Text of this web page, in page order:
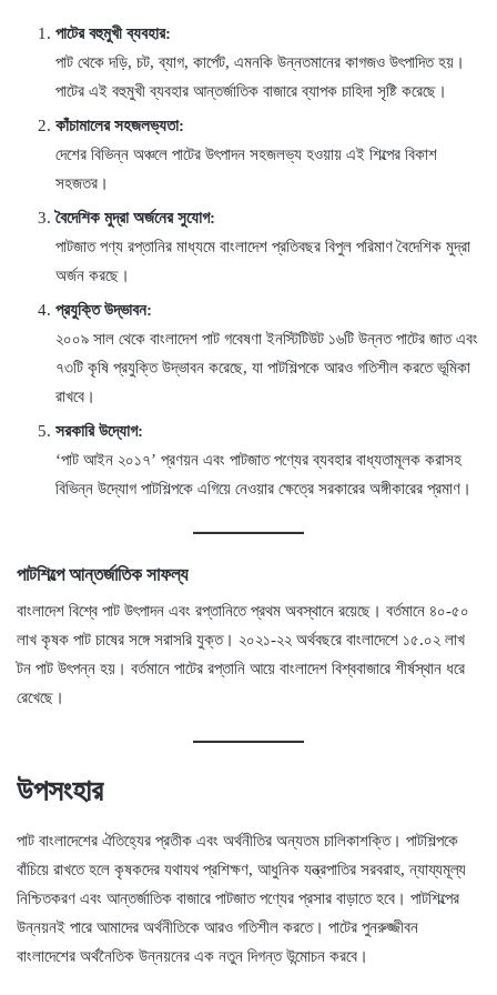
পাটের বহুমুখী ব্যবহার:
পাট থেকে দড়ি, চট, ব্যাগ, কার্পেট, এমনকি উন্নতমানের কাগজও উৎপাদিত হয়।
পাটের এই বহুমুখী ব্যবহার আন্তর্জাতিক বাজারে ব্যাপক চাহিদা সৃষ্টি করেছে।
কাঁচামালের সহজলভ্যতা:
দেশের বিভিন্ন অঞ্চলে পাটের উৎপাদন সহজলভ্য হওয়ায় এই শিল্পের বিকাশ
সহজতর।
বৈদেশিক মুদ্রা অর্জনের সুযোগ:
পাটজাত পণ্য রপ্তানির মাধ্যমে বাংলাদেশ প্রতিবছর বিপুল পরিমাণ বৈদেশিক মুদ্রা
অর্জন করছে।
প্রযুক্তি উদ্ভাবন:
২০০৯ সাল থেকে বাংলাদেশ পাট গবেষণা ইনস্টিটিউট ১৬টি উন্নত পাটের জাত এবং
৭৩টি কৃষি প্রযুক্তি উদ্ভাবন করেছে, যা পাটশিল্পকে আরও গতিশীল করতে ভূমিকা
রাখবে।
সরকারি উদ্যোগ:
‘পাট আইন ২০১৭’ প্রণয়ন এবং পাটজাত পণ্যের ব্যবহার বাধ্যতামূলক করাসহ
বিভিন্ন উদ্যোগ পাটশিল্পকে এগিয়ে নেওয়ার ক্ষেত্রে সরকারের অঙ্গীকারের প্রমাণ।
পাটশিল্পে আন্তর্জাতিক সাফল্য
বাংলাদেশ বিশ্বে পাট উৎপাদন এবং রপ্তানিতে প্রথম অবস্থানে রয়েছে। বর্তমানে ৪০-৫০
লাখ কৃষক পাট চাষের সঙ্গে সরাসরি যুক্ত। ২০২১-২২ অর্থবছরে বাংলাদেশে ১৫.০২ লাখ
টন পাট উৎপন্ন হয়। বর্তমানে পাটের রপ্তানি আয়ে বাংলাদেশ বিশ্ববাজারে শীর্ষস্থান ধরে
রেখেছে।
উপসংহার
পাট বাংলাদেশের ঐতিহ্যের প্রতীক এবং অর্থনীতির অন্যতম চালিকাশক্তি। পাটশিল্পকে
বাঁচিয়ে রাখতে হলে কৃষকদের যথাযথ প্রশিক্ষণ, আধুনিক যন্ত্রপাতির সরবরাহ, ন্যায্যমূল্য
নিশ্চিতকরণ এবং আন্তর্জাতিক বাজারে পাটজাত পণ্যের প্রসার বাড়াতে হবে। পাটশিল্পের
উন্নয়নই পারে আমাদের অর্থনীতিকে আরও গতিশীল করতে। পাটের পুনরুজ্জীবন
বাংলাদেশের অর্থনৈতিক উন্নয়নের এক নতুন দিগন্ত উন্মোচন করবে।